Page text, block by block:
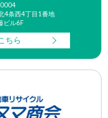
4条西4丁目1番地
ビル6F
ちら